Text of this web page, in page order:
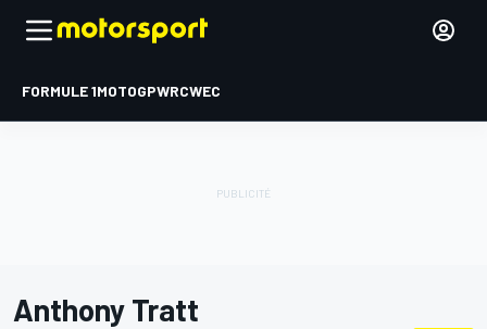
FORMULE 1MOTOGPWRCWEC
Anthony Tratt